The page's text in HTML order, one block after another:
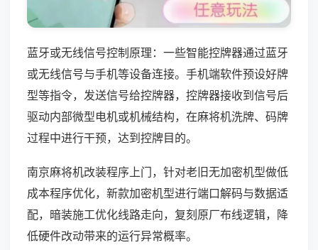
蓝牙或无线信号控制原理：一些智能控牌器通过蓝牙
或无线信号与手机等设备连接。手机端软件预设好牌
型等指令，发送信号给控牌器，控牌器接收到信号后
驱动内部微型电机或机械结构，在麻将机洗牌、码牌
过程中进行干预，达到控牌目的。
南京麻将机改装程序上门，针对老旧无加密机型做低
成本程序优化，新款加密机型进行端口解码与数据适
配，暗装施工优化线路走向，复刻原厂布线逻辑，降
低硬件改动带来的运行异常概率。